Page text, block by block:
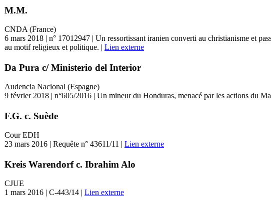
M.M.
CNDA (France)
6 mars 2018 | n° 17012947 | Un ressortissant iranien converti au christianisme et
au motif religieux et politique. | Lien externe
Da Pura c/ Ministerio del Interior
Audencia Nacional (Espagne)
9 février 2018 | n°605/2016 | Un mineur du Honduras, menacé par les actions du
F.G. c. Suède
Cour EDH
23 mars 2016 | Requête n° 43611/11 | Lien externe
Kreis Warendorf c. Ibrahim Alo
CJUE
1 mars 2016 | C-443/14 | Lien externe